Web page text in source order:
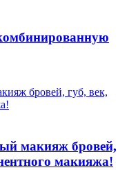
макияж бровей,
макияжа!